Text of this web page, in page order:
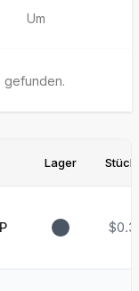
Um
gefunden.
Lager